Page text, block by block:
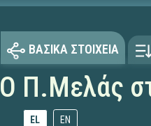
ΒΑΣΙΚΑ ΣΤΟΙΧΕΙΑ
Ο Π.Μελάς
EL EN